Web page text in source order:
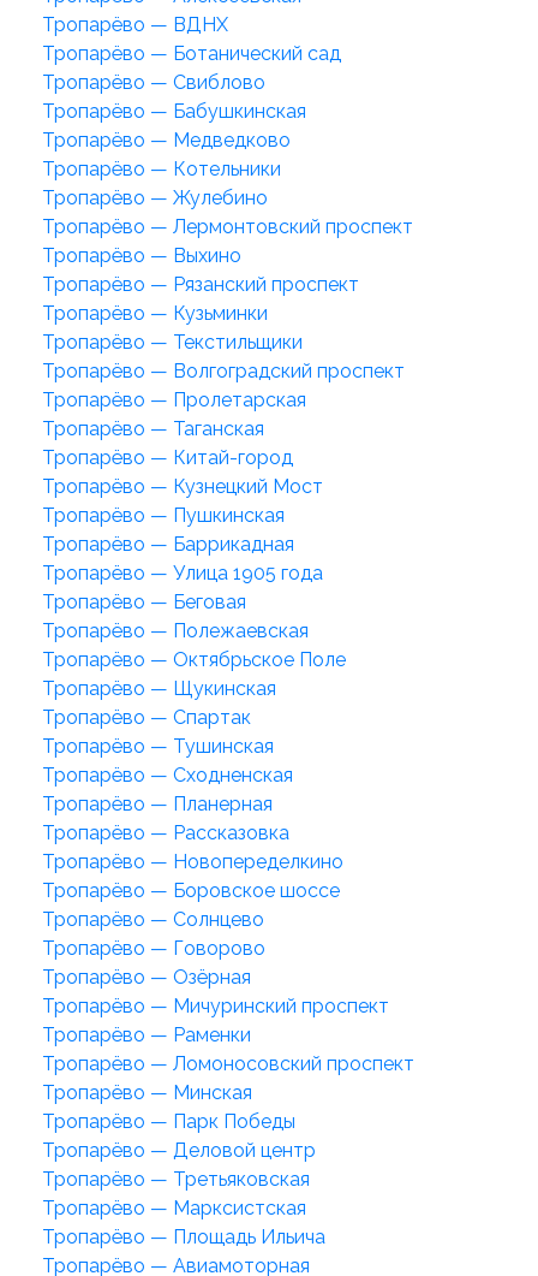
Тропарёво — ВДНХ
Тропарёво — Ботанический сад
Тропарёво — Свиблово
Тропарёво — Бабушкинская
Тропарёво — Медведково
Тропарёво — Котельники
Тропарёво — Жулебино
Тропарёво — Лермонтовский проспект
Тропарёво — Выхино
Тропарёво — Рязанский проспект
Тропарёво — Кузьминки
Тропарёво — Текстильщики
Тропарёво — Волгоградский проспект
Тропарёво — Пролетарская
Тропарёво — Таганская
Тропарёво — Китай-город
Тропарёво — Кузнецкий Мост
Тропарёво — Пушкинская
Тропарёво — Баррикадная
Тропарёво — Улица 1905 года
Тропарёво — Беговая
Тропарёво — Полежаевская
Тропарёво — Октябрьское Поле
Тропарёво — Щукинская
Тропарёво — Спартак
Тропарёво — Тушинская
Тропарёво — Сходненская
Тропарёво — Планерная
Тропарёво — Рассказовка
Тропарёво — Новопеределкино
Тропарёво — Боровское шоссе
Тропарёво — Солнцево
Тропарёво — Говорово
Тропарёво — Озёрная
Тропарёво — Мичуринский проспект
Тропарёво — Раменки
Тропарёво — Ломоносовский проспект
Тропарёво — Минская
Тропарёво — Парк Победы
Тропарёво — Деловой центр
Тропарёво — Третьяковская
Тропарёво — Марксистская
Тропарёво — Площадь Ильича
Тропарёво — Авиамоторная